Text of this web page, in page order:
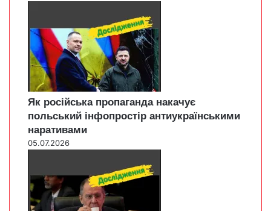
Як російська пропаганда накачує
польський інфопростір антиукраїнськими
наративами
05.07.2026